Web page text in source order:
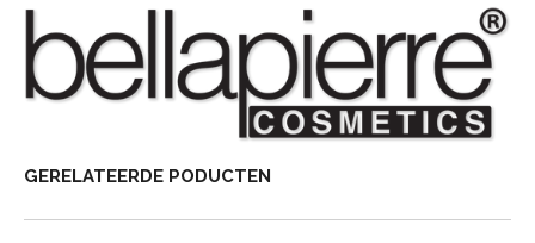
GERELATEERDE PODUCTEN